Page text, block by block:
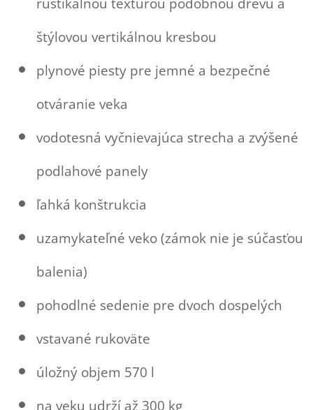
štýlovou vertikálnou kresbou
plynové piesty pre jemné a bezpečné
otváranie veka
vodotesná vyčnievajúca strecha a zvýšené
podlahové panely
ľahká konštrukcia
uzamykateľné veko (zámok nie je súčasťou
balenia)
pohodlné sedenie pre dvoch dospelých
vstavané rukoväte
úložný objem 570 l
na veku udrží až 300 kg